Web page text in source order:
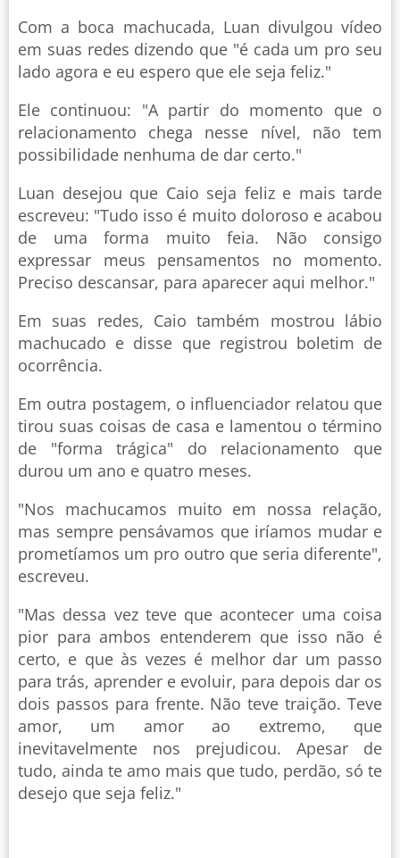
Com a boca machucada, Luan divulgou vídeo
em suas redes dizendo que "é cada um pro seu
lado agora e eu espero que ele seja feliz."
Ele continuou: "A partir do momento que o
relacionamento chega nesse nível, não tem
possibilidade nenhuma de dar certo."
Luan desejou que Caio seja feliz e mais tarde
escreveu: "Tudo isso é muito doloroso e acabou
de uma forma muito feia. Não consigo
expressar meus pensamentos no momento.
Preciso descansar, para aparecer aqui melhor."
Em suas redes, Caio também mostrou lábio
machucado e disse que registrou boletim de
ocorrência.
Em outra postagem, o influenciador relatou que
tirou suas coisas de casa e lamentou o término
de "forma trágica" do relacionamento que
durou um ano e quatro meses.
"Nos machucamos muito em nossa relação,
mas sempre pensávamos que iríamos mudar e
prometíamos um pro outro que seria diferente",
escreveu.
"Mas dessa vez teve que acontecer uma coisa
pior para ambos entenderem que isso não é
certo, e que às vezes é melhor dar um passo
para trás, aprender e evoluir, para depois dar os
dois passos para frente. Não teve traição. Teve
amor, um amor ao extremo, que
inevitavelmente nos prejudicou. Apesar de
tudo, ainda te amo mais que tudo, perdão, só te
desejo que seja feliz."